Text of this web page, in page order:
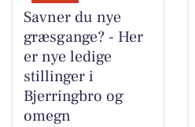
Savner du nye
græsgange? - Her
er nye ledige
stillinger i
Bjerringbro og
omegn